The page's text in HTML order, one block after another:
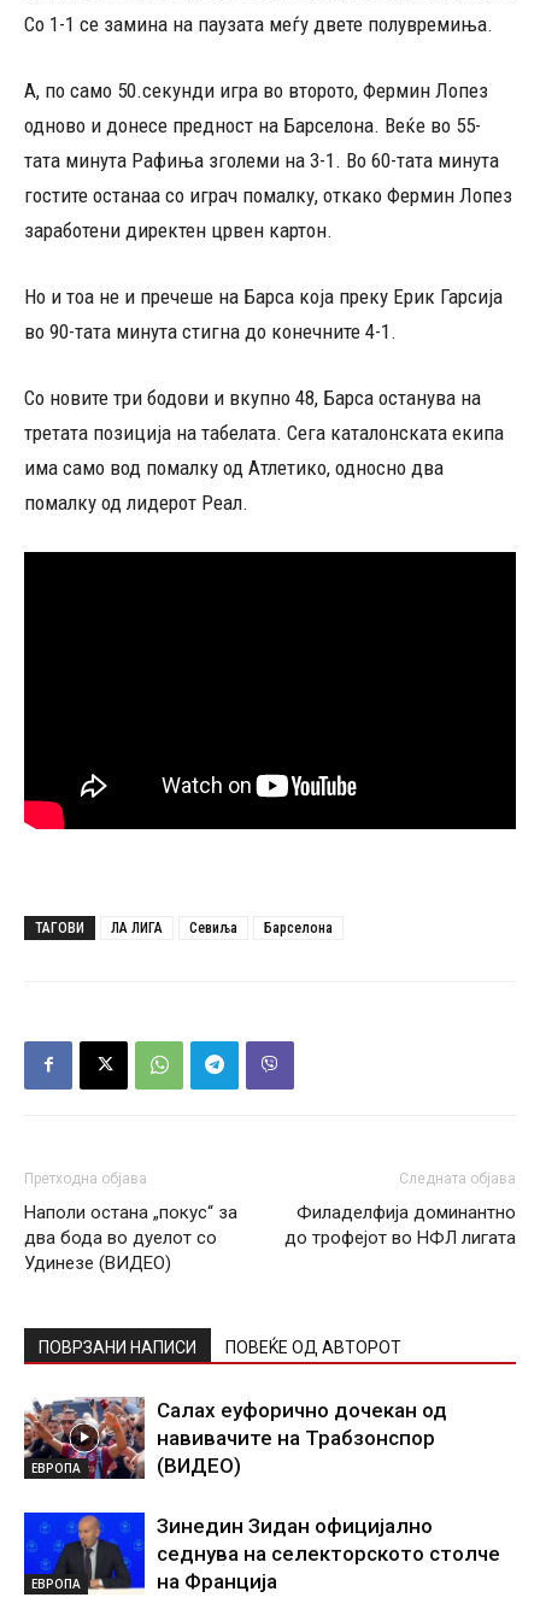
Со 1-1 се замина на паузата меѓу двете полувремиња.
А, по само 50.секунди игра во второто, Фермин Лопез
одново и донесе предност на Барселона. Веќе во 55-
тата минута Рафиња зголеми на 3-1. Во 60-тата минута
гостите останаа со играч помалку, откако Фермин Лопез
заработени директен црвен картон.
Но и тоа не и пречеше на Барса која преку Ерик Гарсија
во 90-тата минута стигна до конечните 4-1.
Со новите три бодови и вкупно 48, Барса останува на
третата позиција на табелата. Сега каталонската екипа
има само вод помалку од Атлетико, односно два
помалку од лидерот Реал.
ТАГОВИ ЛА ЛИГА Севиља Барселона
Претходна објава
Наполи остана „покус“ за
два бода во дуелот со
Удинезе (ВИДЕО)
Следната објава
Филаделфија доминантно
до трофејот во НФЛ лигата
ПОВРЗАНИ НАПИСИ ПОВЕЌЕ ОД АВТОРОТ
ЕВРОПА
Салах еуфорично дочекан од
навивачите на Трабзонспор
(ВИДЕО)
ЕВРОПА
Зинедин Зидан официјално
седнува на селекторското столче
на Франција